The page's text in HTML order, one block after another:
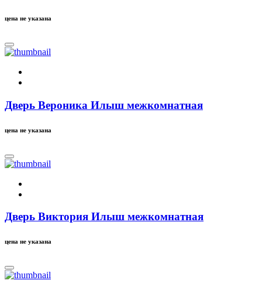
цена не указана
Дверь Вероника Илыш межкомнатная
цена не указана
Дверь Виктория Илыш межкомнатная
цена не указана